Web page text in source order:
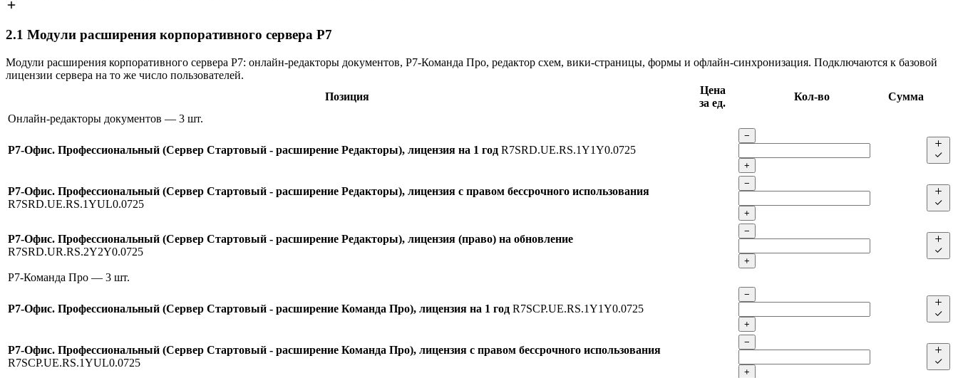
2.1 Модули расширения корпоративного сервера Р7
Модули расширения корпоративного сервера Р7: онлайн-редакторы документов, Р7-Команда Про, редактор схем, вики-страницы, формы и офлайн-синхронизация. Подключаются к базовой
лицензии сервера на то же число пользователей.
Позиция
Цена
за ед.
Кол-во
Сумма
Онлайн-редакторы документов — 3 шт.
Р7-Офис. Профессиональный (Сервер Стартовый - расширение Редакторы), лицензия на 1 год R7SRD.UE.RS.1Y1Y0.0725
−
+
Р7-Офис. Профессиональный (Сервер Стартовый - расширение Редакторы), лицензия с правом бессрочного использования
R7SRD.UE.RS.1YUL0.0725
−
+
Р7-Офис. Профессиональный (Сервер Стартовый - расширение Редакторы), лицензия (право) на обновление
R7SRD.UR.RS.2Y2Y0.0725
−
+
Р7-Команда Про — 3 шт.
Р7-Офис. Профессиональный (Сервер Стартовый - расширение Команда Про), лицензия на 1 год R7SCP.UE.RS.1Y1Y0.0725
−
+
Р7-Офис. Профессиональный (Сервер Стартовый - расширение Команда Про), лицензия с правом бессрочного использования
R7SCP.UE.RS.1YUL0.0725
−
+